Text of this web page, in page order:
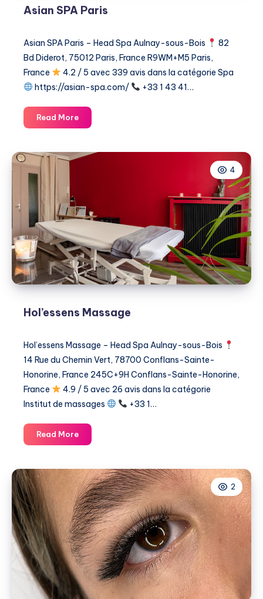
Asian SPA Paris
Asian SPA Paris – Head Spa Aulnay-sous-Bois
82
Bd Diderot, 75012 Paris, France R9WM+M5 Paris,
France
4.2 / 5 avec 339 avis dans la catégorie ​Spa
https://asian-spa.com/
+33 1 43 41…
Read MoreAsian
SPA
4
Hol’essens Massage
Hol’essens Massage – Head Spa Aulnay-sous-Bois
14 Rue du Chemin Vert, 78700 Conflans-Sainte-
Honorine, France 245C+9H Conflans-Sainte-Honorine,
France
4.9 / 5 avec 26 avis dans la catégorie ​
Institut de massages
+33 1…
Read MoreHol’essens
Massage
2